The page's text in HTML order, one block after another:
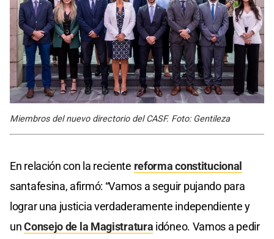
Miembros del nuevo directorio del CASF. Foto: Gentileza
En relación con la reciente reforma constitucional
santafesina, afirmó: “Vamos a seguir pujando para
lograr una justicia verdaderamente independiente y
unConsejo de la Magistratura idóneo. Vamos a pedir